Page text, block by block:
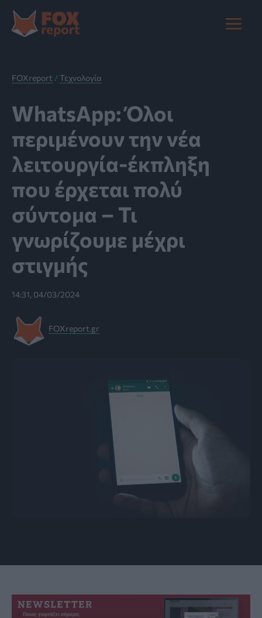
στο
περιεχόμενο
Main
FOXreport /Τεχνολογία
WhatsApp: Όλοι
περιμένουν την νέα
λειτουργία-έκπληξη
που έρχεται πολύ
σύντομα – Τι
γνωρίζουμε μέχρι
στιγμής
14:31, 04/03/2024
FOXreport.gr